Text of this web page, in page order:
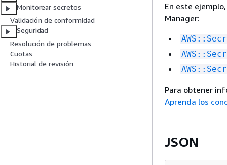
Monitorear secretos
Validación de conformidad
Seguridad
Resolución de problemas
Cuotas
Historial de revisión
En este
Manager:
Para obtener
Aprenda los
JSON